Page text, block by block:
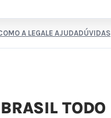
A LEGALE AJUDADÚVIDAS
TODO